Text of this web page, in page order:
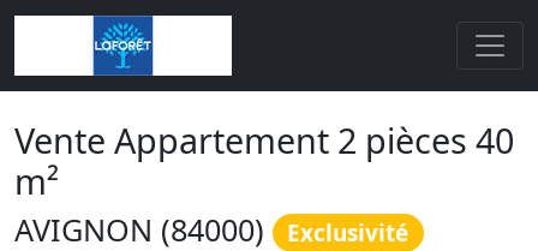
Vente Appartement 2 pièces 40
m²
AVIGNON (84000) Exclusivité